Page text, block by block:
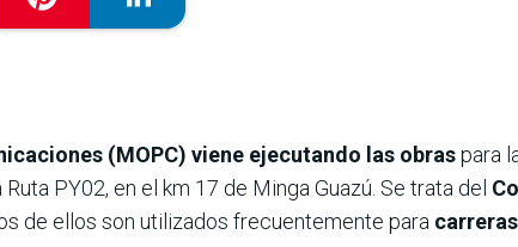
(MOPC) viene ejecutando las obraspara
PY02, en el km 17 de Minga Guazú. Se trata del
de ellos son utilizados frecuentemente para